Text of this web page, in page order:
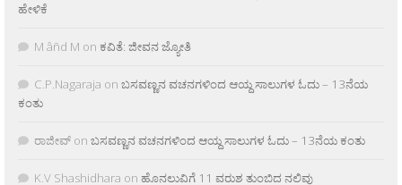
ಹೇಳಿಕೆ
M âñd M on ಕವಿತೆ: ಜೀವನ ಜ್ಯೋತಿ
C.P.Nagaraja on ಬಸವಣ್ಣನ ವಚನಗಳಿಂದ ಆಯ್ದ ಸಾಲುಗಳ ಓದು – 13ನೆಯ
ಕಂತು
ರಾಜೀವ್ on ಬಸವಣ್ಣನ ವಚನಗಳಿಂದ ಆಯ್ದ ಸಾಲುಗಳ ಓದು – 13ನೆಯ ಕಂತು
K.V Shashidhara on ಹೊನಲುವಿಗೆ 11 ವರುಶ ತುಂಬಿದ ನಲಿವು